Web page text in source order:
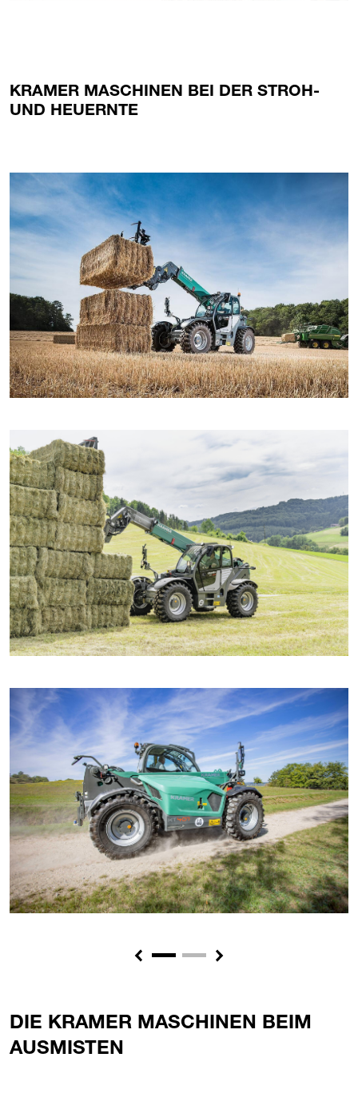
KRAMER MASCHINEN BEI DER STROH-
UND HEUERNTE
Previous Next
DIE KRAMER MASCHINEN BEIM
AUSMISTEN